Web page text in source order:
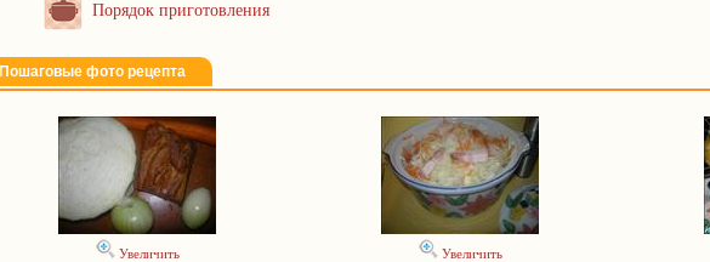
Порядок приготовления
Пошаговые фото рецепта
Увеличить Увеличить